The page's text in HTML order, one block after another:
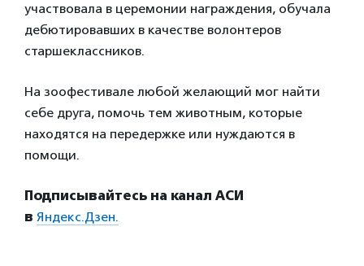
участвовала в церемонии награждения, обучала
дебютировавших в качестве волонтеров
старшеклассников.
На зоофестивале любой желающий мог найти
себе друга, помочь тем животным, которые
находятся на передержке или нуждаются в
помощи.
Подписывайтесь на канал АСИ
в Яндекс.Дзен.